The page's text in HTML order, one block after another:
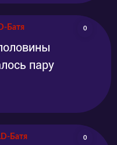
Батя 0
пару
Батя 0